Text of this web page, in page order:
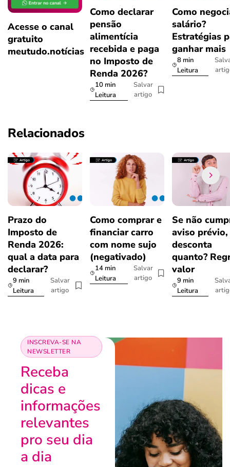
Acesse o canal
gratuito
meutudo.notícias
Como declarar
pensão
alimentícia
recebida e paga
no Imposto de
Renda 2026?
10 min
Leitura
Salvar
artigo
Como
salário?
Estratégias
ganhar mais
8 min
Leitura
Relacionados
Prazo do
Imposto de
Renda 2026:
qual a data para
declarar?
9 min
Leitura
Salvar
artigo
Como comprar e
financiar carro
com nome sujo
(negativado)
14 min
Leitura
Salvar
artigo
Se não
aviso prévio,
desconta
quanto?
valor
9 min
Leitura
INSCREVA-SE NA
NEWSLETTER
Receba
dicas e
informações
relevantes
pro seu dia
a dia